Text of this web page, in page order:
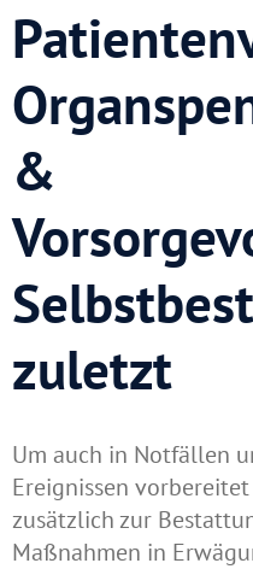
&
zuletzt
Um auch in Notfällen
Ereignissen
zusätzlich zur
Maßnahmen in